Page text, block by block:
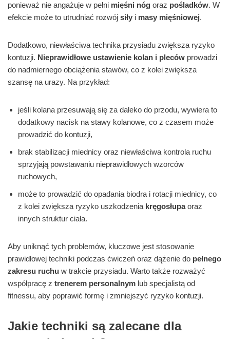
ponieważ nie angażuje w pełni mięśni nóg oraz pośladków. W
efekcie może to utrudniać rozwój siły i masy mięśniowej.
Dodatkowo, niewłaściwa technika przysiadu zwiększa ryzyko
kontuzji. Nieprawidłowe ustawienie kolan i pleców prowadzi
do nadmiernego obciążenia stawów, co z kolei zwiększa
szansę na urazy. Na przykład:
jeśli kolana przesuwają się za daleko do przodu, wywiera to
dodatkowy nacisk na stawy kolanowe, co z czasem może
prowadzić do kontuzji,
brak stabilizacji miednicy oraz niewłaściwa kontrola ruchu
sprzyjają powstawaniu nieprawidłowych wzorców
ruchowych,
może to prowadzić do opadania biodra i rotacji miednicy, co
z kolei zwiększa ryzyko uszkodzenia kręgosłupaoraz
innych struktur ciała.
Aby uniknąć tych problemów, kluczowe jest stosowanie
prawidłowej techniki podczas ćwiczeń oraz dążenie do pełnego
zakresu ruchu w trakcie przysiadu. Warto także rozważyć
współpracę z trenerem personalnym lub specjalistą od
fitnessu, aby poprawić formę i zmniejszyć ryzyko kontuzji.
Jakie techniki są zalecane dla